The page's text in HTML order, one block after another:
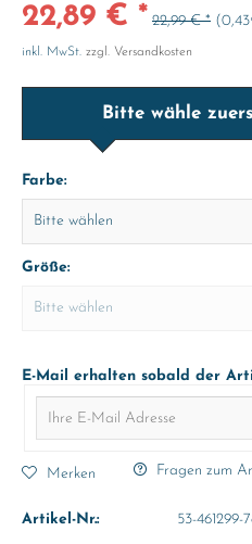
22,89 € * 22,99 € *
inkl. MwSt. zzgl. Versandkosten
Bitte wähle
Farbe:
Größe:
E-Mail erhalten sobald der
Merken Fragen zum
Artikel-Nr.: 53-461299-